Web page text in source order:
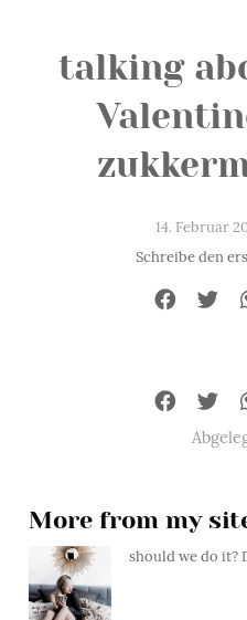
talking
14. Februar
Schreibe den
More from my
should we do it?